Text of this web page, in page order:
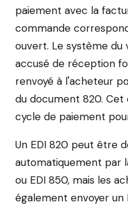
paiement avec la
commande
ouvert. Le système du
accusé de réception
renvoyé à l'acheteur
du document 820. Cet
cycle de paiement
Un EDI 820 peut être
automatiquement par
ou EDI 850, mais les
également envoyer un